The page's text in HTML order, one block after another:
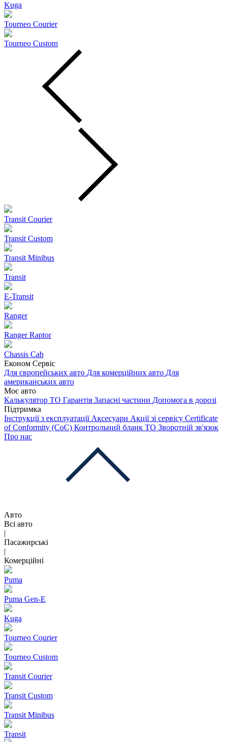
Kuga
Tourneo Courier
Tourneo Custom
Transit Courier
Transit Custom
Transit Minibus
Transit
E-Transit
Ranger
Ranger Raptor
Chassis Cab
Економ Сервіс
Для європейських авто Для комерційних авто Для
американських авто
Моє авто
Калькулятор ТО Гарантія Запасні частини Допомога в дорозі
Підтримка
Інструкції з експлуатації Аксесуари Акції зі сервісу Certificate
of Conformity (CoC) Контрольний бланк ТО Зворотній зв'язок
Про нас
Авто
Всі авто
|
Пасажирські
|
Комерційні
Puma
Puma Gen‑E
Kuga
Tourneo Courier
Tourneo Custom
Transit Courier
Transit Custom
Transit Minibus
Transit